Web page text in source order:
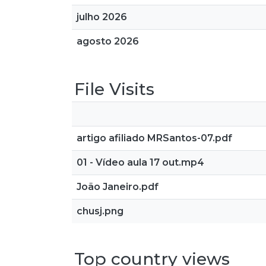
julho 2026
agosto 2026
File Visits
artigo afiliado MRSantos-07.pdf
01 - Vídeo aula 17 out.mp4
João Janeiro.pdf
chusj.png
Top country views